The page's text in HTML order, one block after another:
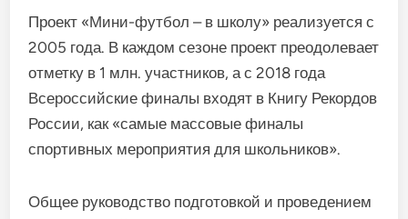
Проект «Мини-футбол – в школу» реализуется с
2005 года. В каждом сезоне проект преодолевает
отметку в 1 млн. участников, а с 2018 года
Всероссийские финалы входят в Книгу Рекордов
России, как «самые массовые финалы
спортивных мероприятия для школьников».
Общее руководство подготовкой и проведением